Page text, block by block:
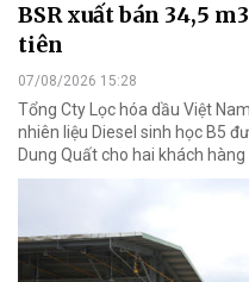
BSR xuất bán 34,5
tiên
07/08/2026 15:28
Tổng Cty Lọc hóa dầu Việt
nhiên liệu Diesel sinh học B5
Dung Quất cho hai khách